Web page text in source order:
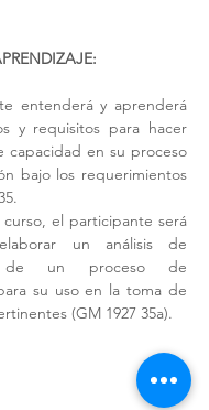
entenderá y aprenderá
y requisitos para hacer
capacidad en su proceso
bajo los requerimientos
el participante será
un análisis de
de un proceso de
su uso en la toma de
(GM 1927 35a).